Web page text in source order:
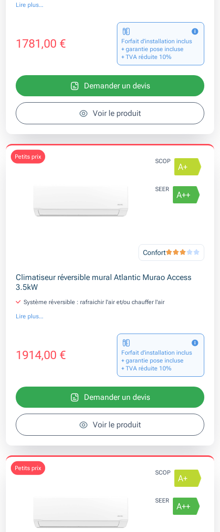
Lire plus...
1781,00 €
Forfait d’installation inclus
+ garantie pose incluse
+ TVA réduite 10%
Demander un devis
Voir le produit
petits prix
SCOP
SEER
Confort
Climatiseur réversible mural Atlantic Murao Access
3.5kW
Système réversible : rafraichir l'air et/ou chauffer l'air
Lire plus...
1914,00 €
Forfait d’installation inclus
+ garantie pose incluse
+ TVA réduite 10%
Demander un devis
Voir le produit
petits prix
SCOP
SEER